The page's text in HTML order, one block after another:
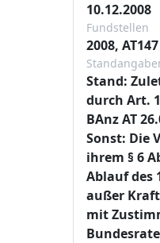
10.12.2008
Fundstellen
2008,
Stand:
durch Art.
BAnz AT
Sonst: Die
ihrem § 6
Ablauf des
außer
mit